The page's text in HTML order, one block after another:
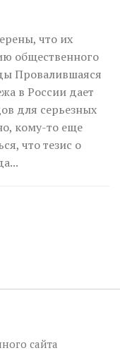
что их
общественного
Провалившаяся
в России дает
для серьезных
кому-то еще
что тезис о
сайта